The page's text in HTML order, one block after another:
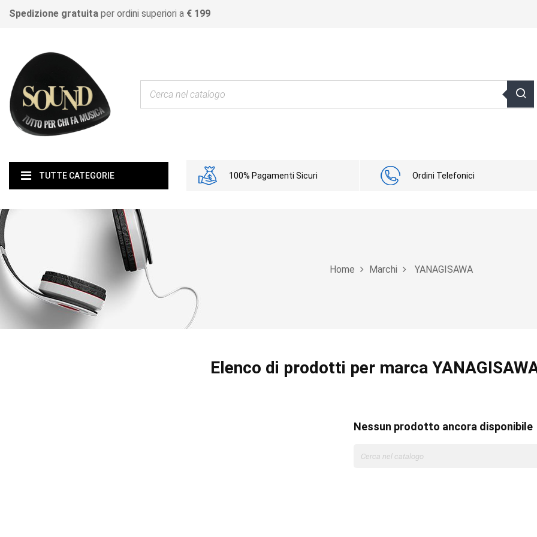
Spedizione gratuita per ordini superiori a € 199
TUTTE CATEGORIE 100% Pagamenti Sicuri Ordini Telefonici
Home Marchi YANAGISAWA
Elenco di prodotti per marca
Nessun prodotto ancora disponibile